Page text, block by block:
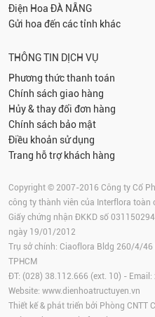
Điện Hoa ĐÀ NẴNG
Gửi hoa đến các tỉnh khác
THÔNG TIN DỊCH VỤ
Phương thức thanh toán
Chính sách giao hàng
Hủy & thay đổi đơn hàng
Chính sách bảo mật
Điều khoản sử dụng
Trang hỗ trợ khách hàng
Copyright © 2007-2016 Công ty Cổ
công ty thành viên của Interflora toàn
Giấy chứng nhận ĐKKD số
ngày 19/01/2012
Trụ sở chính: Ciaoflora Bldg 260/4/46
TPHCM
ĐT: (028) 38.112.666 (ext. 10) - Email:
Website: www.dienhoatructuyen.vn
Thiết kế & phát triển bởi Phòng CNTT